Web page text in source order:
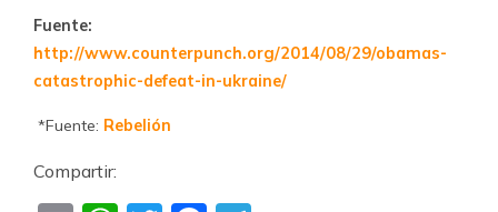
Fuente:
http://www.counterpunch.org/2014/08/29/obamas-
catastrophic-defeat-in-ukraine/
*Fuente: Rebelión
Compartir: